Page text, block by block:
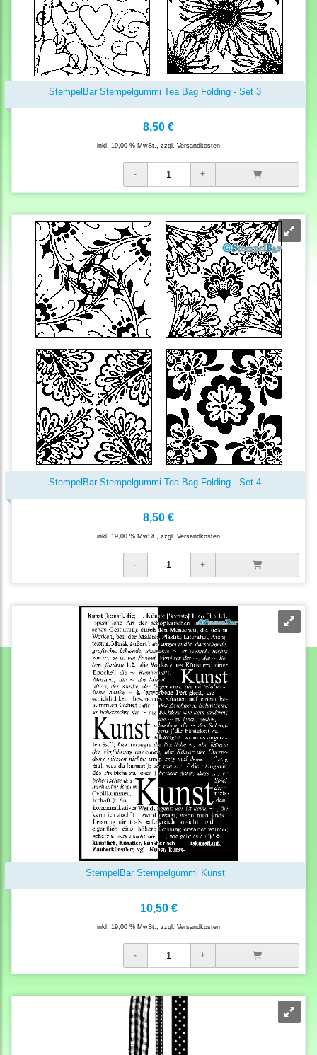
StempelBar Stempelgummi Tea Bag Folding - Set 3
8,50 €
inkl. 19,00 % MwSt., zzgl. Versandkosten
StempelBar Stempelgummi Tea Bag Folding - Set 4
8,50 €
inkl. 19,00 % MwSt., zzgl. Versandkosten
StempelBar Stempelgummi Kunst
10,50 €
inkl. 19,00 % MwSt., zzgl. Versandkosten